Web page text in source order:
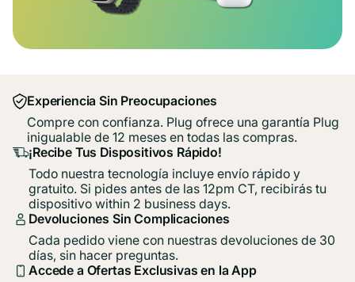
Experiencia Sin Preocupaciones
Compre con confianza. Plug ofrece una garantía Plug
inigualable de 12 meses en todas las compras.
¡Recibe Tus Dispositivos Rápido!
Todo nuestra tecnología incluye envío rápido y
gratuito. Si pides antes de las 12pm CT, recibirás tu
dispositivo within 2 business days.
Devoluciones Sin Complicaciones
Cada pedido viene con nuestras devoluciones de 30
días, sin hacer preguntas.
Accede a Ofertas Exclusivas en la App